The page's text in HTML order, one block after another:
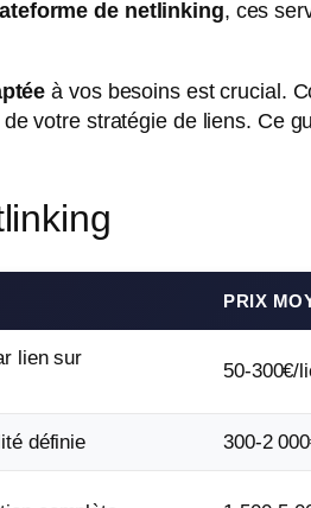
de netlinking, ces
à vos besoins est crucial.
votre stratégie de liens. Ce
PRIX
lien sur
50-300€/
définie 300-2